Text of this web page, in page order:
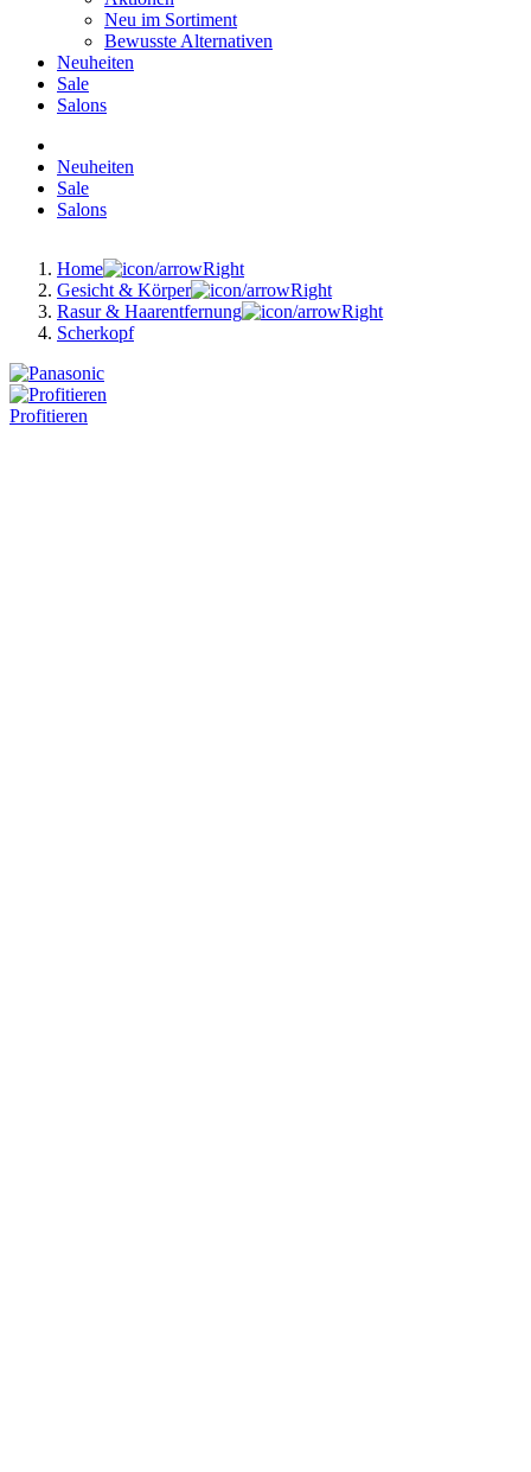
Neu im Sortiment
Bewusste Alternativen
Neuheiten
Sale
Salons
Neuheiten
Sale
Salons
Home
Gesicht & Körper
Rasur & Haarentfernung
Scherkopf
Profitieren